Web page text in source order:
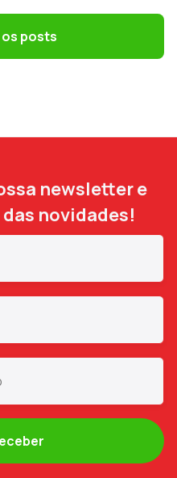
trabalhistas que o
posts
newsletter e
novidades!